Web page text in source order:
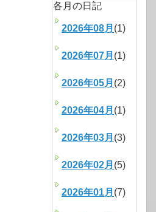
各月の日記
2026年08月 (1)
2026年07月 (1)
2026年05月 (2)
2026年04月 (1)
2026年03月 (3)
2026年02月 (5)
2026年01月 (7)